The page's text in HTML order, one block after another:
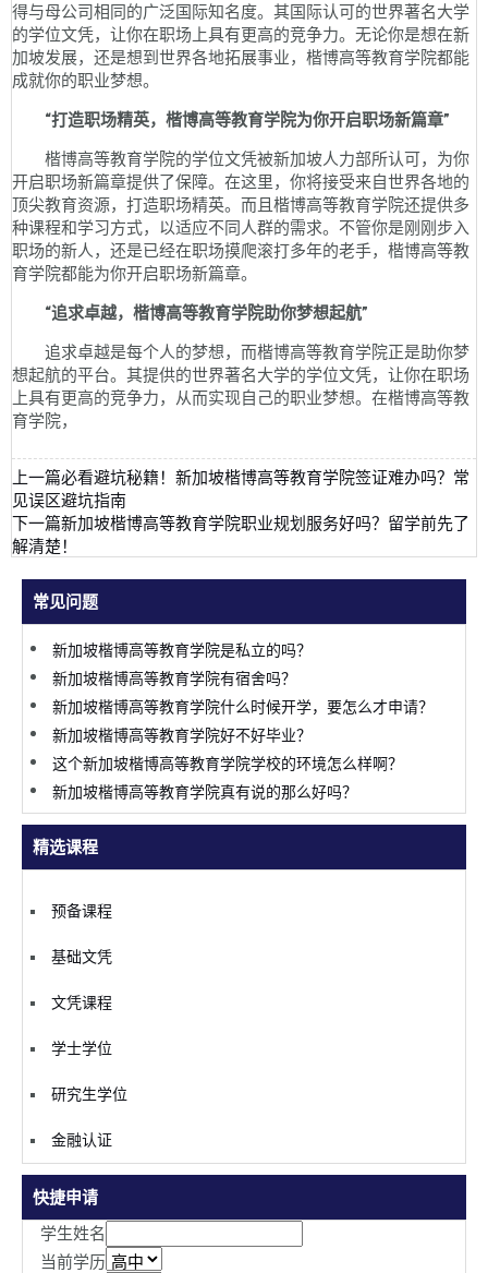
得与母公司相同的广泛国际知名度。其国际认可的世界著名大学
的学位文凭，让你在职场上具有更高的竞争力。无论你是想在新
加坡发展，还是想到世界各地拓展事业，楷博高等教育学院都能
成就你的职业梦想。
“打造职场精英，楷博高等教育学院为你开启职场新篇章”
楷博高等教育学院的学位文凭被新加坡人力部所认可，为你
开启职场新篇章提供了保障。在这里，你将接受来自世界各地的
顶尖教育资源，打造职场精英。而且楷博高等教育学院还提供多
种课程和学习方式，以适应不同人群的需求。不管你是刚刚步入
职场的新人，还是已经在职场摸爬滚打多年的老手，楷博高等教
育学院都能为你开启职场新篇章。
“追求卓越，楷博高等教育学院助你梦想起航”
追求卓越是每个人的梦想，而楷博高等教育学院正是助你梦
想起航的平台。其提供的世界著名大学的学位文凭，让你在职场
上具有更高的竞争力，从而实现自己的职业梦想。在楷博高等教
育学院，
上一篇必看避坑秘籍！新加坡楷博高等教育学院签证难办吗？常
见误区避坑指南
下一篇新加坡楷博高等教育学院职业规划服务好吗？留学前先了
解清楚！
常见问题
新加坡楷博高等教育学院是私立的吗？
新加坡楷博高等教育学院有宿舍吗？
新加坡楷博高等教育学院什么时候开学，要怎么才申请？
新加坡楷博高等教育学院好不好毕业？
这个新加坡楷博高等教育学院学校的环境怎么样啊？
新加坡楷博高等教育学院真有说的那么好吗？
精选课程
预备课程
基础文凭
文凭课程
学士学位
研究生学位
金融认证
快捷申请
学生姓名
当前学历